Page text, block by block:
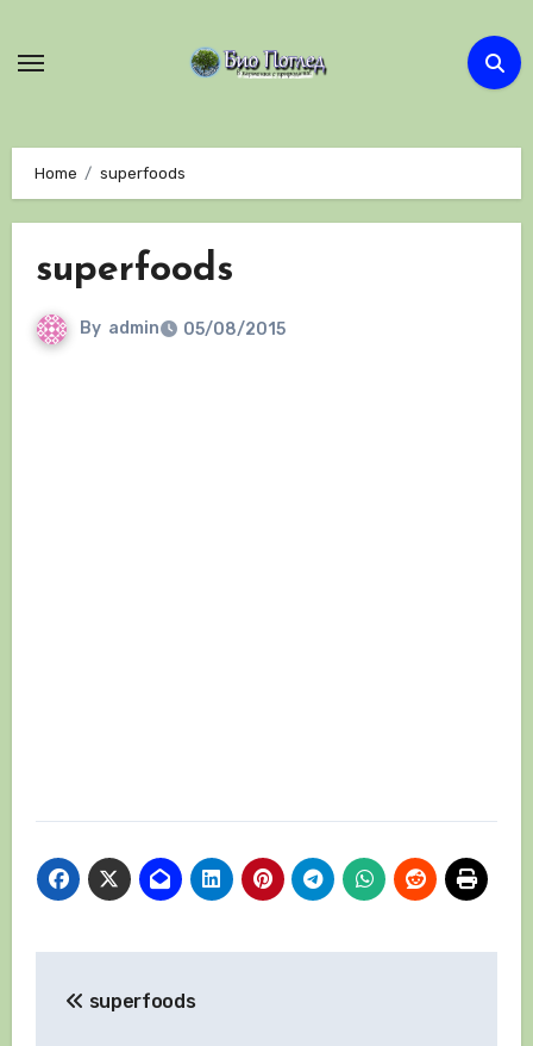
Home superfoods
superfoods
By admin 05/08/2015
superfoods